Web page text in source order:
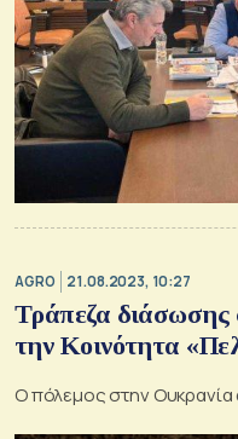
AGRO 21.08.2023, 10:27
Τράπεζα διάσωσης
την Κοινότητα
Ο πόλεμος στην